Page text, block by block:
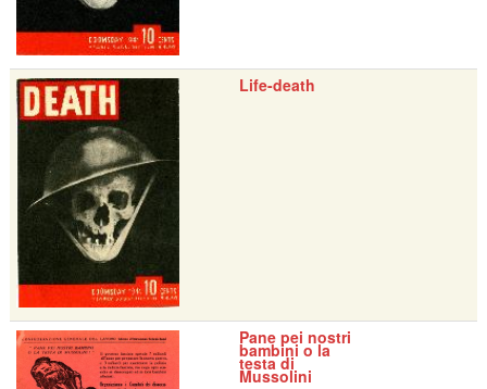
Life-death
Pane pei nostri
bambini o la
testa di
Mussolini